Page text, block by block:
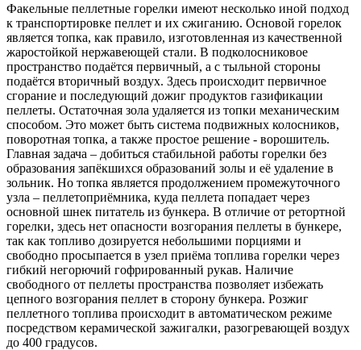
Факельные пеллетные горелки имеют несколько иной подход
к транспортировке пеллет и их сжиганию. Основой горелок
является топка, как правило, изготовленная из качественной
жаростойкой нержавеющей стали. В подколосниковое
пространство подаётся первичный, а с тыльной стороны
подаётся вторичный воздух. Здесь происходит первичное
сгорание и последующий дожиг продуктов газификации
пеллеты. Остаточная зола удаляется из топки механическим
способом. Это может быть система подвижных колосников,
поворотная топка, а также простое решение - ворошитель.
Главная задача – добиться стабильной работы горелки без
образования запёкшихся образований золы и её удаление в
зольник. Но топка является продолжением промежуточного
узла – пеллетоприёмника, куда пеллета попадает через
основной шнек питатель из бункера. В отличие от ретортной
горелки, здесь нет опасности возгорания пеллеты в бункере,
так как топливо дозируется небольшими порциями и
свободно просыпается в узел приёма топлива горелки через
гибкий негорючий гофрированный рукав. Наличие
свободного от пеллеты пространства позволяет избежать
цепного возгорания пеллет в сторону бункера. Розжиг
пеллетного топлива происходит в автоматическом режиме
посредством керамической зажигалки, разогревающей воздух
до 400 градусов.